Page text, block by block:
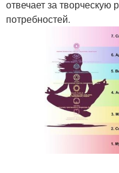
отвечает за
потребностей.